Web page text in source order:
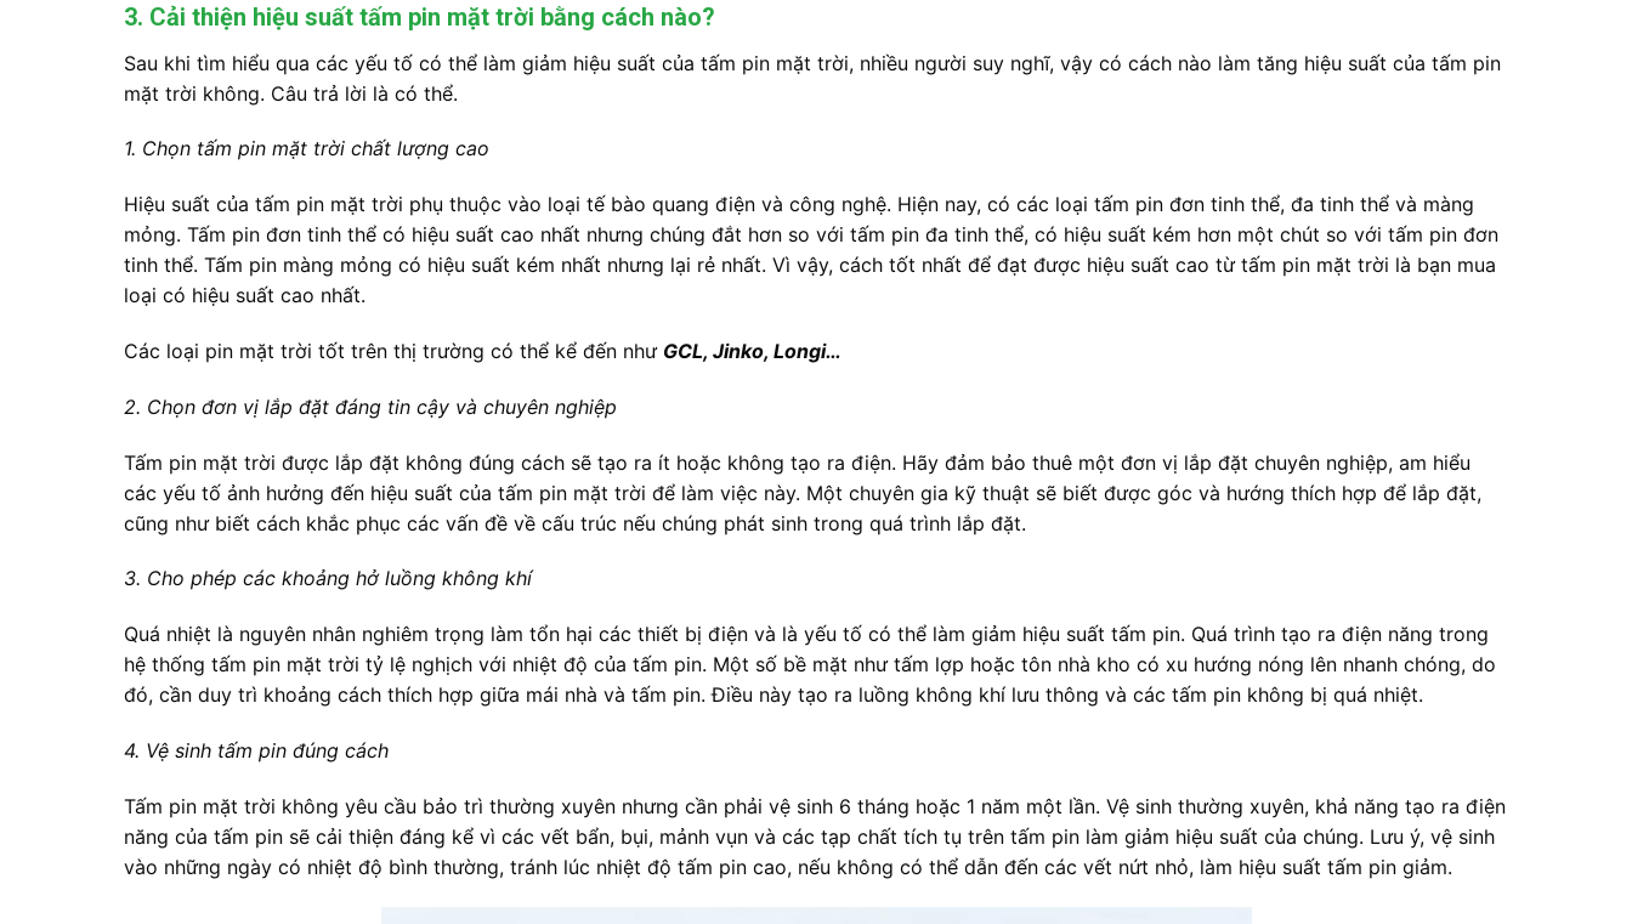
3. Cải thiện hiệu suất tấm pin mặt trời bằng cách nào?
Sau khi tìm hiểu qua các yếu tố có thể làm giảm hiệu suất của tấm pin mặt trời, nhiều người suy nghĩ, vậy có cách nào làm tăng hiệu suất của tấm pin
mặt trời không. Câu trả lời là có thể.
1. Chọn tấm pin mặt trời chất lượng cao
Hiệu suất của tấm pin mặt trời phụ thuộc vào loại tế bào quang điện và công nghệ. Hiện nay, có các loại tấm pin đơn tinh thể, đa tinh thể và màng
mỏng. Tấm pin đơn tinh thể có hiệu suất cao nhất nhưng chúng đắt hơn so với tấm pin đa tinh thể, có hiệu suất kém hơn một chút so với tấm pin đơn
tinh thể. Tấm pin màng mỏng có hiệu suất kém nhất nhưng lại rẻ nhất. Vì vậy, cách tốt nhất để đạt được hiệu suất cao từ tấm pin mặt trời là bạn mua
loại có hiệu suất cao nhất.
Các loại pin mặt trời tốt trên thị trường có thể kể đến như GCL, Jinko, Longi…
2. Chọn đơn vị lắp đặt đáng tin cậy và chuyên nghiệp
Tấm pin mặt trời được lắp đặt không đúng cách sẽ tạo ra ít hoặc không tạo ra điện. Hãy đảm bảo thuê một đơn vị lắp đặt chuyên nghiệp, am hiểu
các yếu tố ảnh hưởng đến hiệu suất của tấm pin mặt trời để làm việc này. Một chuyên gia kỹ thuật sẽ biết được góc và hướng thích hợp để lắp đặt,
cũng như biết cách khắc phục các vấn đề về cấu trúc nếu chúng phát sinh trong quá trình lắp đặt.
3. Cho phép các khoảng hở luồng không khí
Quá nhiệt là nguyên nhân nghiêm trọng làm tổn hại các thiết bị điện và là yếu tố có thể làm giảm hiệu suất tấm pin. Quá trình tạo ra điện năng trong
hệ thống tấm pin mặt trời tỷ lệ nghịch với nhiệt độ của tấm pin. Một số bề mặt như tấm lợp hoặc tôn nhà kho có xu hướng nóng lên nhanh chóng, do
đó, cần duy trì khoảng cách thích hợp giữa mái nhà và tấm pin. Điều này tạo ra luồng không khí lưu thông và các tấm pin không bị quá nhiệt.
4. Vệ sinh tấm pin đúng cách
Tấm pin mặt trời không yêu cầu bảo trì thường xuyên nhưng cần phải vệ sinh 6 tháng hoặc 1 năm một lần. Vệ sinh thường xuyên, khả năng tạo ra điện
năng của tấm pin sẽ cải thiện đáng kể vì các vết bẩn, bụi, mảnh vụn và các tạp chất tích tụ trên tấm pin làm giảm hiệu suất của chúng. Lưu ý, vệ sinh
vào những ngày có nhiệt độ bình thường, tránh lúc nhiệt độ tấm pin cao, nếu không có thể dẫn đến các vết nứt nhỏ, làm hiệu suất tấm pin giảm.